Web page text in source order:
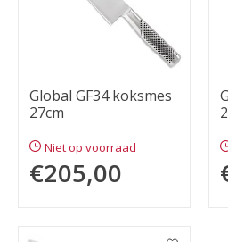
Global GF34 koksmes
27cm
Niet op voorraad
€205,00